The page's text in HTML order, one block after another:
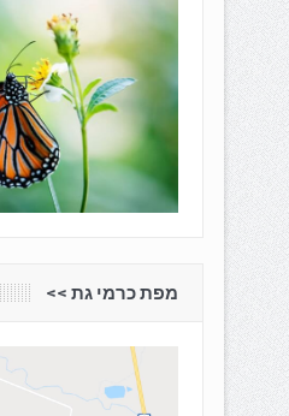
מפת כרמי גת <<